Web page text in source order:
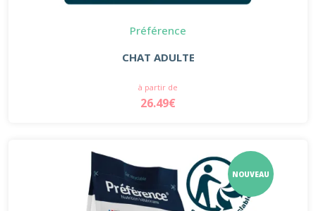
Préférence
CHAT ADULTE
à partir de
26.49€
NOUVEAU